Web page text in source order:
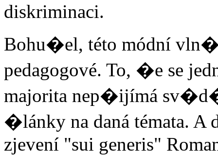
diskriminaci.
Bohu�el, této módní
pedagogové. To, �e se
majorita nep�ijímá
�lánky na daná témata. A
zjevení "sui generis"